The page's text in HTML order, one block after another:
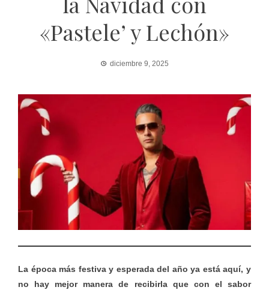
«Pastele’ y Lechón»
diciembre 9, 2025
La época más festiva y esperada del año ya está aquí, y
no hay mejor manera de recibirla que con el sabor